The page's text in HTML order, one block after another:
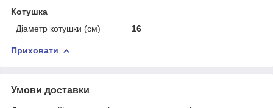
Котушка
Діаметр котушки (см)
16
Приховати
Умови доставки